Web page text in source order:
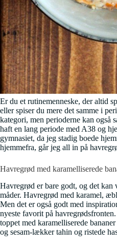
Er du et rutinemenneske, der altid
eller spiser du mere det samme i
kategori, men perioderne kan også
haft en lang periode med A38 og
gymnasiet, da jeg stadig boede
hjemmefra, går jeg all in på
Havregrød med karamelliserede
Havregrød er bare godt, og det kan
måder. Havregrød med karamel,
Men det er også godt med
nyeste favorit på
toppet med karamelliserede
og sesam-lækker tahin og ristede